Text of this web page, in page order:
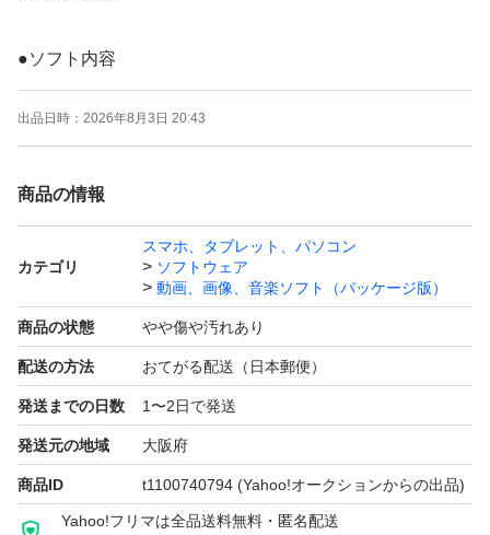
●ソフト内容
InDesign CS3
Photoshop CS3
Acrobat 9 Pro
Version Cue CS3
Device Central CS3
Stock Photos
確認のため、出品前にDVDやCDの読み込み確認インスト
ール確認を行い、その後にライセンス認証の解除をおこな
っています
ユーザー登録は未確認です
出品日時： 2026年8月3日 20:43
商品の情報
カテゴリ
スマホ、タブレット、パソコン
ソフトウェア
動画、画像、音楽ソフト（パッケージ版）
商品の状態 やや傷や汚れあり
配送の方法 おてがる配送（日本郵便）
発送までの日数 1〜2日で発送
発送元の地域 大阪府
商品ID t1100740794 (Yahoo!オークションからの出品)
Yahoo!フリマは全品送料無料・匿名配送